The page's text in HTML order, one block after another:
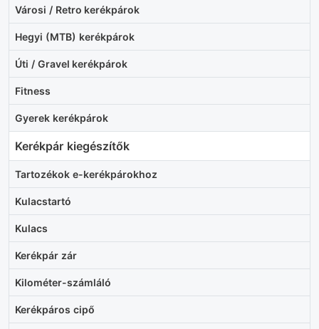
Városi / Retro kerékpárok
Hegyi (MTB) kerékpárok
Úti / Gravel kerékpárok
Fitness
Gyerek kerékpárok
Kerékpár kiegészítők
Tartozékok e-kerékpárokhoz
Kulacstartó
Kulacs
Kerékpár zár
Kilométer-számláló
Kerékpáros cipő